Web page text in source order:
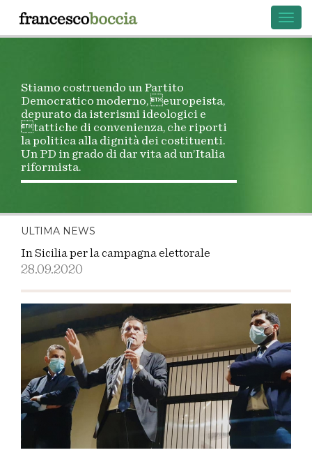
Stiamo costruendo un Partito
Democratico moderno, europeista,
depurato da isterismi ideologici e
tattiche di convenienza, che riporti
la politica alla dignità dei costituenti.
Un PD in grado di dar vita ad un’Italia
riformista.
ULTIMA NEWS
In Sicilia per la campagna elettorale
28.09.2020